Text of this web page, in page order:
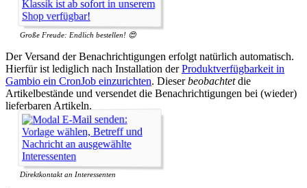
Große Freude: Endlich bestellen! 😍
Der Versand der Benachrichtigungen erfolgt natürlich automatisch.
Hierfür ist lediglich nach Installation derProduktverfügbarkeit in
Gambio ein CronJob einzurichten. Dieserbeobachtetdie
Artikelbestände und versendet die Benachrichtigungen bei (wieder)
lieferbaren Artikeln.
Direktkontakt an Interessenten